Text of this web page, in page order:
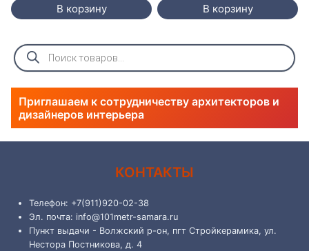
В корзину В корзину
Поиск
товаров
Приглашаем к сотрудничеству архитекторов и
дизайнеров интерьера
КОНТАКТЫ
Телефон: +7(911)920-02-38
Эл. почта: info@101metr-samara.ru
Пункт выдачи - Волжский р-он, пгт Стройкерамика, ул.
Нестора Постникова, д. 4